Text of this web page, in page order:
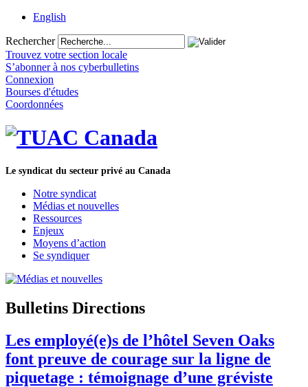
English
Rechercher
Trouvez votre section locale
S’abonner à nos cyberbulletins
Connexion
Bourses d'études
Coordonnées
Le syndicat du secteur privé au Canada
Notre syndicat
Médias et nouvelles
Ressources
Enjeux
Moyens d’action
Se syndiquer
Bulletins Directions
Les employé(e)s de l’hôtel Seven Oaks
font preuve de courage sur la ligne de
piquetage : témoignage d’une gréviste